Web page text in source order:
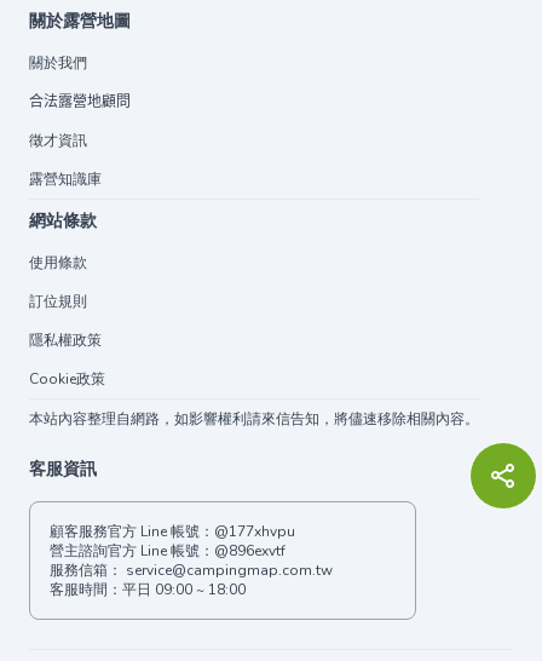
關於露營地圖
關於我們
合法露營地顧問
徵才資訊
露營知識庫
網站條款
使用條款
訂位規則
隱私權政策
Cookie政策
本站內容整理自網路，如影響權利請來信告知，將儘速移除相關內容。
客服資訊
顧客服務官方 Line 帳號： @177xhvpu
營主諮詢官方 Line 帳號： @896exvtf
服務信箱： service@campingmap.com.tw
客服時間：平日 09:00 ~ 18:00